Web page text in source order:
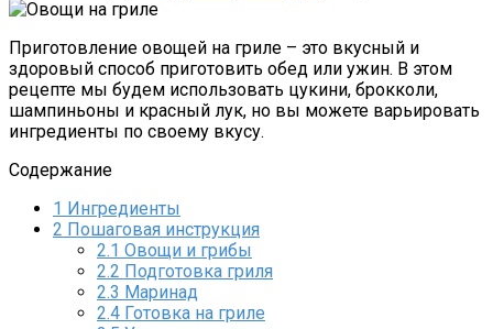
Приготовление овощей на гриле – это вкусный и
здоровый способ приготовить обед или ужин. В этом
рецепте мы будем использовать цукини, брокколи,
шампиньоны и красный лук, но вы можете варьировать
ингредиенты по своему вкусу.
Содержание
1 Ингредиенты
2 Пошаговая инструкция
2.1 Овощи и грибы
2.2 Подготовка гриля
2.3 Маринад
2.4 Готовка на гриле